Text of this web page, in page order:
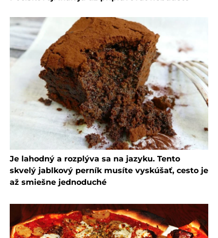
Je lahodný a rozplýva sa na jazyku. Tento
skvelý jablkový perník musíte vyskúšať, cesto je
až smiešne jednoduché